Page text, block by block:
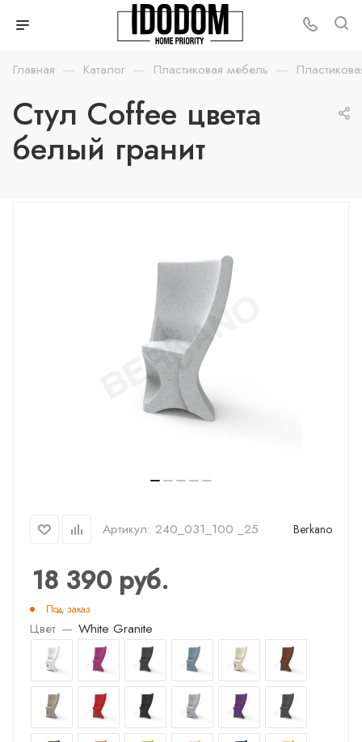
Главная — Каталог — Пластиковая мебель —
Стул Coffee цвета
белый гранит
Артикул: 240_031_100 _25 Berkano
18 390руб.
Под заказ
Цвет — White Granite